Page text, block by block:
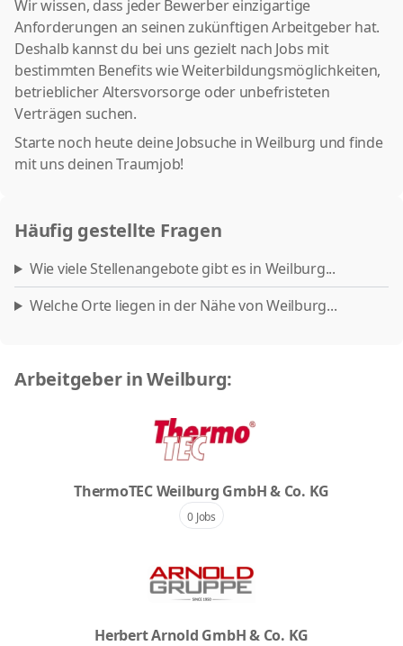
Wir wissen, dass jeder Bewerber einzigartige
Anforderungen an seinen zukünftigen Arbeitgeber hat.
Deshalb kannst du bei uns gezielt nach Jobs mit
bestimmten Benefits wie Weiterbildungsmöglichkeiten,
betrieblicher Altersvorsorge oder unbefristeten
Verträgen suchen.
Starte noch heute deine Jobsuche in Weilburg und finde
mit uns deinen Traumjob!
Häufig gestellte Fragen
Wie viele Stellenangebote gibt es in Weilburg...
Welche Orte liegen in der Nähe von Weilburg...
Arbeitgeber in Weilburg:
ThermoTEC Weilburg GmbH & Co. KG
0 Jobs
Herbert Arnold GmbH & Co. KG